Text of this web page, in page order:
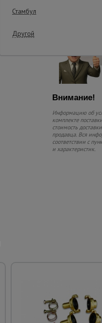
Внимание!
Информацию об
комплекте
стоимость
продавца. Вся
соответствии с
и характеристик.
Стамбул
Другой